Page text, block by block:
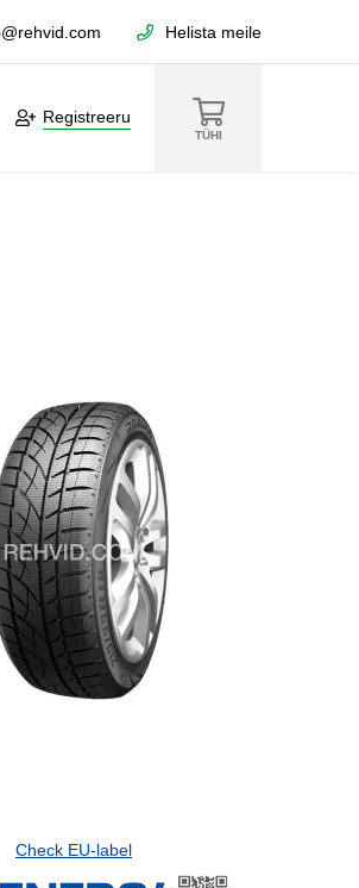
Helista meile
Registreeru
TÜHI
Check EU-label